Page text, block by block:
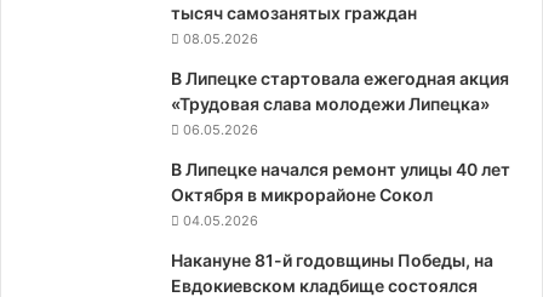
тысяч самозанятых граждан
08.05.2026
В Липецке стартовала ежегодная акция
«Трудовая слава молодежи Липецка»
06.05.2026
В Липецке начался ремонт улицы 40 лет
Октября в микрорайоне Сокол
04.05.2026
Накануне 81-й годовщины Победы, на
Евдокиевском кладбище состоялся